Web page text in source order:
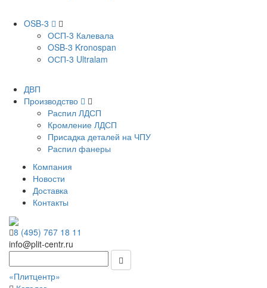
OSB-3
ОСП-3 Калевала
OSB-3 Kronospan
ОСП-3 Ultralam
ДВП
Производство
Распил ЛДСП
Кромление ЛДСП
Присадка деталей на ЧПУ
Распил фанеры
Компания
Новости
Доставка
Контакты
8 (495) 767 18 11
info@plit-centr.ru
«Плитцентр»